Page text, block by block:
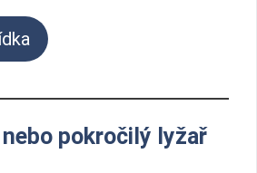
pokročilý lyžař